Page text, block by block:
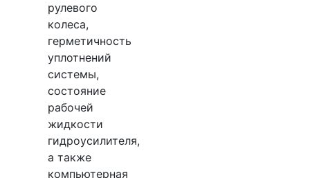
рулевого
колеса,
герметичность
уплотнений
системы,
состояние
рабочей
жидкости
гидроусилителя,
а также
компьютерная